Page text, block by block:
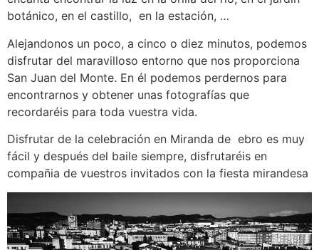
botánico, en el castillo, en la estación, …
Alejandonos un poco, a cinco o diez minutos, podemos
disfrutar del maravilloso entorno que nos proporciona
San Juan del Monte. En él podemos perdernos para
encontrarnos y obtener unas fotografías que
recordaréis para toda vuestra vida.
Disfrutar de la celebración en Miranda de ebro es muy
fácil y después del baile siempre, disfrutaréis en
compañia de vuestros invitados con la fiesta mirandesa